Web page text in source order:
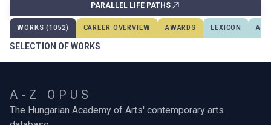
PARALLEL LIFE PATHS
WORKS (1052) CAREER OVERVIEW AWARDS LEXICON
SELECTION OF WORKS
A-Z OPUS
The Hungarian Academy of Arts' contemporary arts